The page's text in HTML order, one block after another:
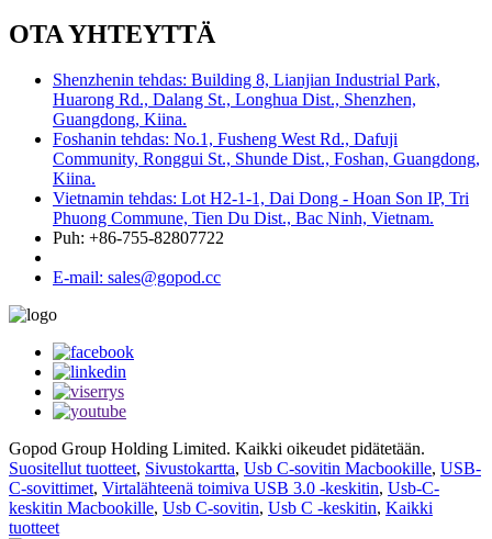
OTA YHTEYTTÄ
Shenzhenin tehdas: Building 8, Lianjian Industrial Park,
Huarong Rd., Dalang St., Longhua Dist., Shenzhen,
Guangdong, Kiina.
Foshanin tehdas: No.1, Fusheng West Rd., Dafuji
Community, Ronggui St., Shunde Dist., Foshan, Guangdong,
Kiina.
Vietnamin tehdas: Lot H2-1-1, Dai Dong - Hoan Son IP, Tri
Phuong Commune, Tien Du Dist., Bac Ninh, Vietnam.
Puh: +86-755-82807722
E-mail: sales@gopod.cc
Gopod Group Holding Limited. Kaikki oikeudet pidätetään.
Suositellut tuotteet, Sivustokartta, Usb C-sovitin Macbookille, USB-
C-sovittimet, Virtalähteenä toimiva USB 3.0 -keskitin, Usb-C-
keskitin Macbookille, Usb C-sovitin, Usb C -keskitin, Kaikki
tuotteet